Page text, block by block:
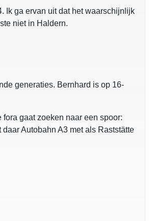
Ik ga ervan uit dat het waarschijnlijk
niet in Haldern.
generaties. Bernhard is op 16-
gaat zoeken naar een spoor:
Autobahn A3 met als Raststätte